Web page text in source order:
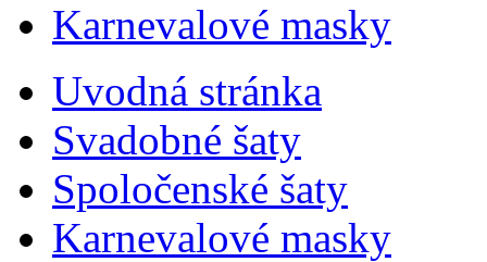
Karnevalové masky
Uvodná stránka
Svadobné šaty
Spoločenské šaty
Karnevalové masky